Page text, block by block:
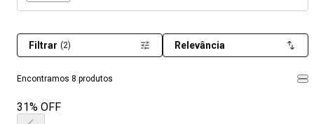
Encontramos 8 produtos
Filtrar (2) Relevância
31% OFF